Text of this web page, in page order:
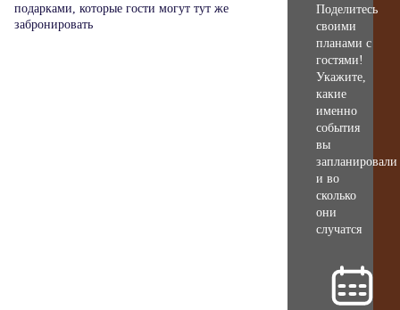
подарками, которые гости могут тут же
забронировать
Поделитесь
своими
планами с
гостями!
Укажите,
какие
именно
события
вы
запланировали
и во
сколько
они
случатся